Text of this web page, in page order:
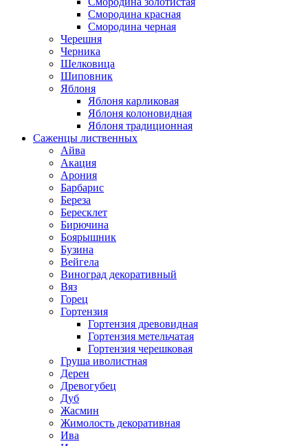
Смородина красная
Смородина черная
Черешня
Черника
Шелковица
Шиповник
Яблоня
Яблоня карликовая
Яблоня колоновидная
Яблоня традиционная
Саженцы лиственных
Айва
Акация
Арония
Барбарис
Береза
Бересклет
Бирючина
Боярышник
Бузина
Вейгела
Виноград декоративный
Вяз
Горец
Гортензия
Гортензия древовидная
Гортензия метельчатая
Гортензия черешковая
Груша иволистная
Дерен
Древогубец
Дуб
Жасмин
Жимолость декоративная
Ива